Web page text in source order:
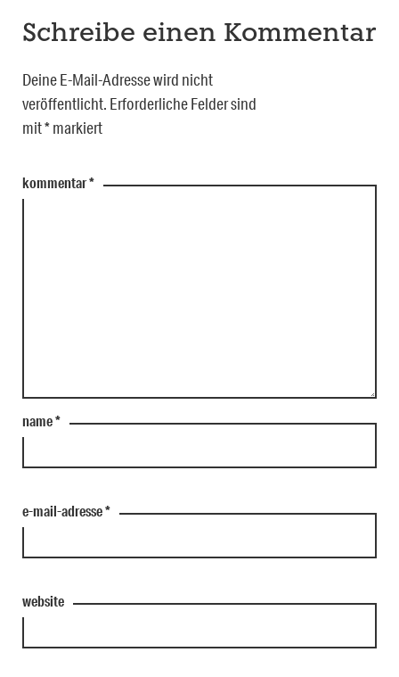
Schreibe einen Kommentar
Deine E-Mail-Adresse wird nicht
veröffentlicht. Erforderliche Felder sind
mit*markiert
kommentar*
name*
e-mail-adresse*
website